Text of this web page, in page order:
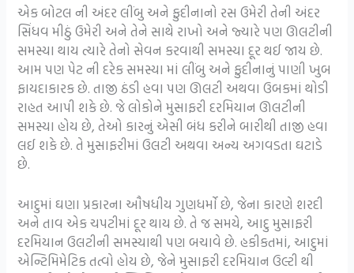
એક બોટલ ની અંદર લીંબુ અને ફુદીનાનો રસ ઉમેરી તેની અંદર
સિંધવ મીઠું ઉમેરી અને તેને સાથે રાખો અને જ્યારે પણ ઊલટીની
સમસ્યા થાય ત્યારે તેનો સેવન કરવાથી સમસ્યા દૂર થઈ જાય છે.
આમ પણ પેટ ની દરેક સમસ્યા માં લીંબુ અને ફુદીનાનું પાણી ખુબ
ફાયદાકારક છે. તાજી ઠંડી હવા પણ ઊલટી અથવા ઉબકમાં થોડી
રાહત આપી શકે છે. જે લોકોને મુસાફરી દરમિયાન ઊલટીની
સમસ્યા હોય છે, તેઓ કારનું એસી બંધ કરીને બારીથી તાજી હવા
લઈ શકે છે. તે મુસાફરીમાં ઉલટી અથવા અન્ય અગવડતા ઘટાડે
છે.
આદુમાં ઘણા પ્રકારના ઔષધીય ગુણધર્મો છે, જેના કારણે શરદી
અને તાવ એક ચપટીમાં દૂર થાય છે. તે જ સમયે, આદુ મુસાફરી
દરમિયાન ઉલટીની સમસ્યાથી પણ બચાવે છે. હકીકતમાં, આદુમાં
એન્ટિમિમેટિક તત્વો હોય છે, જેને મુસાફરી દરમિયાન ઉલ્ટી થી